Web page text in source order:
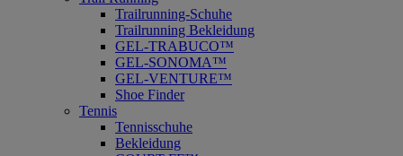
Trailrunning-Schuhe
Trailrunning Bekleidung
GEL-TRABUCO™
GEL-SONOMA™
GEL-VENTURE™
Shoe Finder
Tennis
Tennisschuhe
Bekleidung